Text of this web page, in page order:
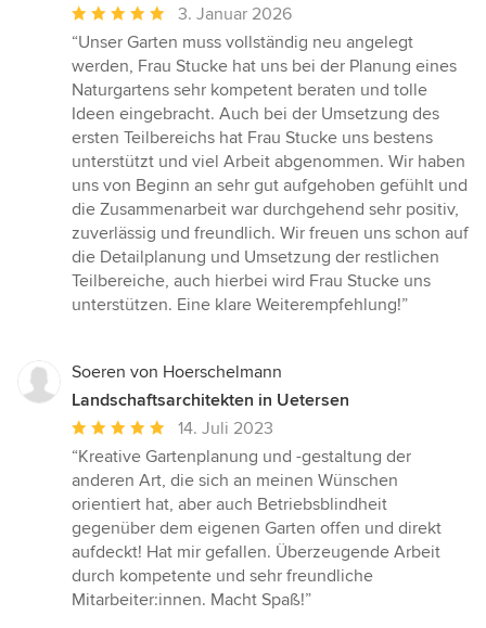
Durchschnittliche
Bewertung:
5
von
5
Sternen
3. Januar 2026
“Unser Garten muss vollständig neu angelegt
werden, Frau Stucke hat uns bei der Planung eines
Naturgartens sehr kompetent beraten und tolle
Ideen eingebracht. Auch bei der Umsetzung des
ersten Teilbereichs hat Frau Stucke uns bestens
unterstützt und viel Arbeit abgenommen. Wir haben
uns von Beginn an sehr gut aufgehoben gefühlt und
die Zusammenarbeit war durchgehend sehr positiv,
zuverlässig und freundlich. Wir freuen uns schon auf
die Detailplanung und Umsetzung der restlichen
Teilbereiche, auch hierbei wird Frau Stucke uns
unterstützen. Eine klare Weiterempfehlung!”
Soeren von Hoerschelmann
Landschaftsarchitekten in Uetersen
Durchschnittliche
Bewertung:
5
von
5
Sternen
14. Juli 2023
“Kreative Gartenplanung und -gestaltung der
anderen Art, die sich an meinen Wünschen
orientiert hat, aber auch Betriebsblindheit
gegenüber dem eigenen Garten offen und direkt
aufdeckt! Hat mir gefallen. Überzeugende Arbeit
durch kompetente und sehr freundliche
Mitarbeiter:innen. Macht Spaß!”